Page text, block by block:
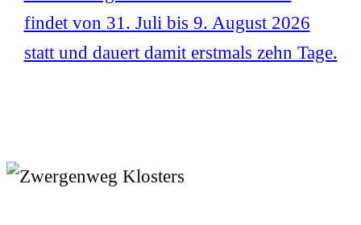
findet von 31. Juli bis 9. August 2026
statt und dauert damit erstmals zehn Tage.